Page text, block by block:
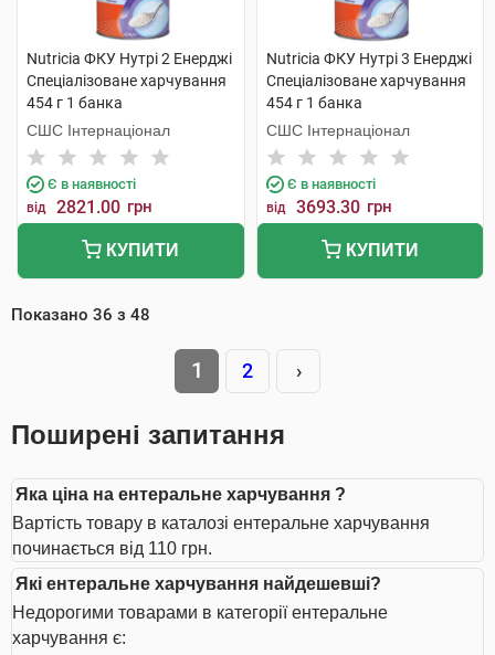
Nutricia ФКУ Нутрі 2 Енерджі
Спеціалізоване харчування
454 г 1 банка
СШС Інтернаціонал
Є в наявності
від 2821.00 грн
КУПИТИ
Nutricia ФКУ Нутрі 3 Енерджі
Спеціалізоване харчування
454 г 1 банка
СШС Інтернаціонал
Є в наявності
від 3693.30 грн
КУПИТИ
Показано 36 з 48
1 2 ›
Поширені запитання
Яка ціна на ентеральне харчування ?
Вартість товару в каталозі ентеральне харчування
починається від 110 грн.
Які ентеральне харчування найдешевші?
Недорогими товарами в категорії ентеральне
харчування є: